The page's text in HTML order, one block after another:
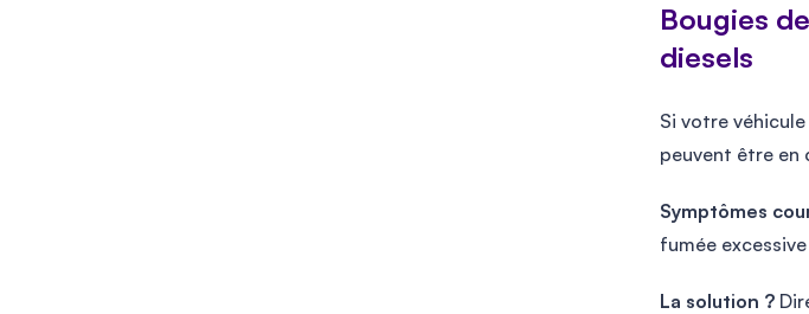
Bougies
diesels
Si votre
peuvent être en
Symptômes
fumée
La solution ?